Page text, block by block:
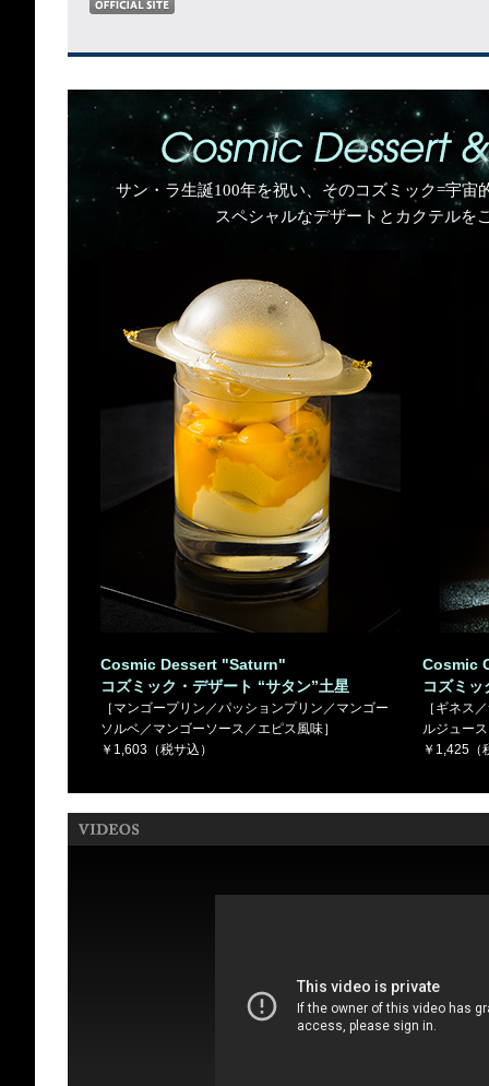
サン・ラ生誕100年を祝い、そのコズミック=宇宙
スペシャルなデザートとカクテルを
Cosmic Dessert "Saturn"
コズミック・デザート “サタン”土星
［マンゴープリン／パッションプリン／マンゴー
ソルベ／マンゴーソース／エピス風味］
￥1,603（税サ込）
Cosmic
コズミッ
［ギネス
ルジュー
￥1,425（